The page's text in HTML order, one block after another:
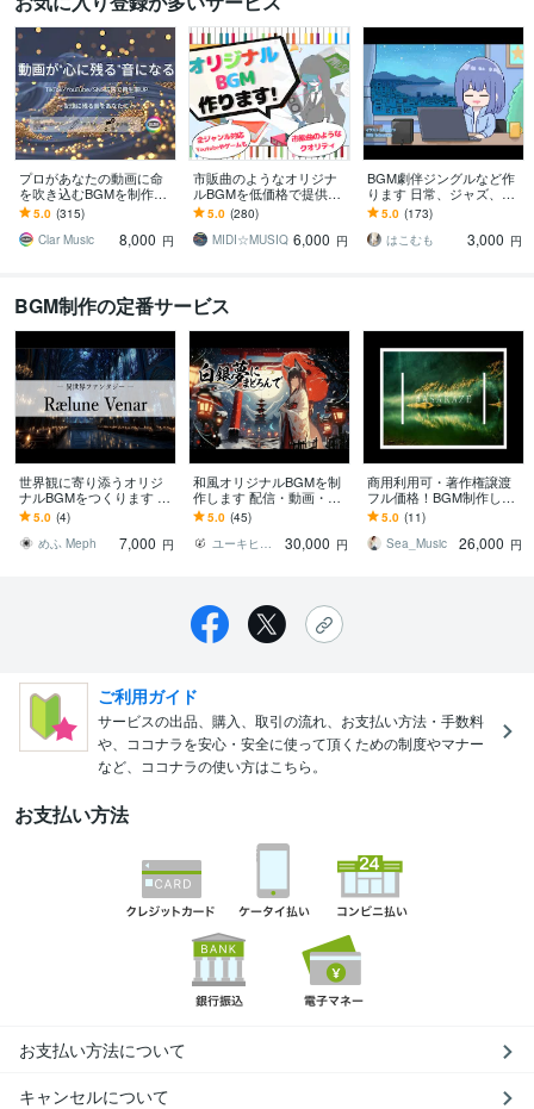
プロがあなたの動画に命
を吹き込むBGMを制作し
ます TikTok・YouTube向
け高品質オリジナルBGM
制作
5.0 (315)
Clar Music
8,000 円
市販曲のようなオリジナ
ルBGMを低価格で提供し
ます ゲームや動画に使え
るBGM、YoutuberのBGM
を提供！
5.0 (280)
MIDI☆MUSIQ 6,000 円
BGM劇伴ジングルなど作
ります 日常、ジャズ、ボ
サノバ、和風、ピアノソ
ロ、EDM、LoFi他
5.0 (173)
はこむも
3,000 円
BGM制作の定番サービス
世界観に寄り添うオリジ
ナルBGMをつくります ふ
んわりしたイメージからO
K！丁寧に音で形にします
5.0 (4)
めふ Meph
7,000 円
和風オリジナルBGMを制
作します 配信・動画・ゲ
ーム等イメージやご要望
に合う楽曲を提供しま
す。
5.0 (45)
ユーキヒロセ
30,000 円
商用利用可・著作権譲渡
フル価格！BGM制作しま
す 現役作家がピアノで作
り上げる脳が休まるリラ
ックスBGM！
5.0 (11)
Sea_Music
26,000 円
ご利用ガイド
サービスの出品、購入、取引の流れ、お支払い方法・手数料
や、ココナラを安心・安全に使って頂くための制度やマナー
など、ココナラの使い方はこちら。
お支払い方法
お支払い方法について
キャンセルについて